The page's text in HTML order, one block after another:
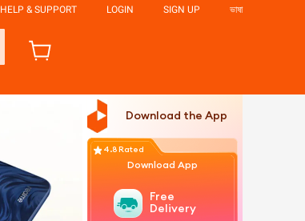
HELP & SUPPORT LOGIN SIGN UP ভাষা
Download the App
4.8 Rated
Download App
Free
Delivery